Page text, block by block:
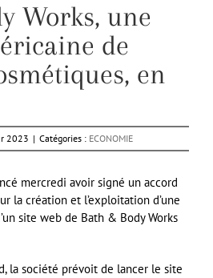
Works, une
de
en
2023 | Catégories : ECONOMIE
mercredi avoir signé un accord
la création et l’exploitation d’une
site web de Bath & Body Works
la société prévoit de lancer le site